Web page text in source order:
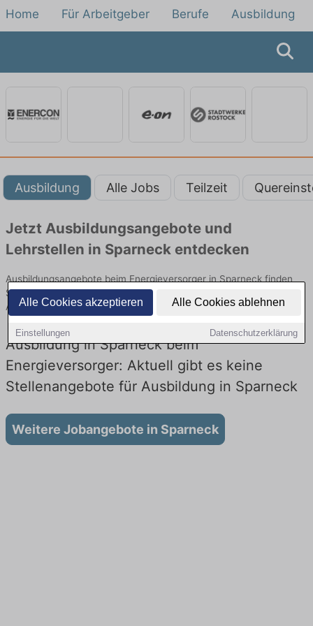
Alle Cookies akzeptieren Alle Cookies ablehnen
Einstellungen Datenschutzerklärung
Home Für Arbeitgeber Berufe Ausbildung
Ausbildung Alle Jobs Teilzeit
Jetzt Ausbildungsangebote und
Lehrstellen in Sparneck entdecken
Ausbildungsangebote beim Energieversorger in Sparneck finden
Sie von namhaften Firmen. Entdecken Sie freie Optionen von Top-
Arbeitgebern und bewerben Sie sich noch heute.
Ausbildung in Sparneck beim
Energieversorger: Aktuell gibt es keine
Stellenangebote für Ausbildung in Sparneck
Weitere Jobangebote in Sparneck